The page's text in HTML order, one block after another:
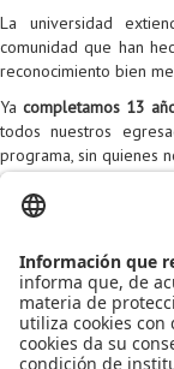
La universidad
comunidad que han
reconocimiento bien
Yacompletamos 13
todos nuestros
programa, sin quienes
Para más información
de Información
Leído3424 Tiempo